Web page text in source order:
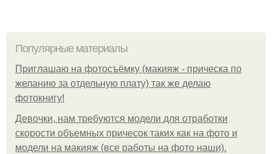
Популярные материалы
Приглашаю на фотосъёмку (макияж - прическа по
желанию за отдельную плату) так же делаю
фотокнигу!
Девочки, нам требуются модели для отработки
скорости объемных причесок таких как на фото и
модели на макияж (все работы на фото наши).